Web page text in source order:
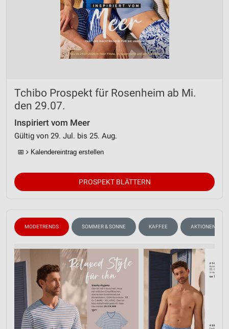
Tchibo Prospekt für Rosenheim ab Mi.
den 29.07.
Inspiriert vom Meer
Gültig von 29. Jul. bis 25. Aug.
📅 Kalendereintrag erstellen
PROSPEKT BLÄTTERN
MODETRENDS SOMMER & SONNE KAFFEE AKTIONEN,